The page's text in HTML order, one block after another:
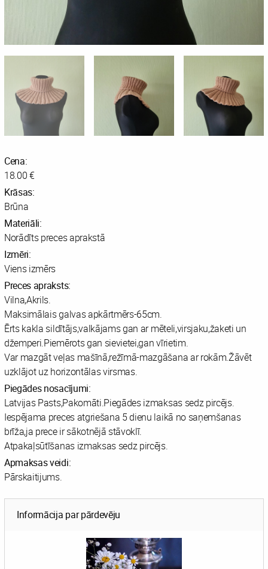
Cena:
18.00 €
Krāsas:
Brūna
Materiāli:
Norādīts preces aprakstā
Izmēri:
Viens izmērs
Preces apraksts:
Vilna,Akrils.
Maksimālais galvas apkārtmērs-65cm.
Ērts kakla sildītājs,valkājams gan ar mēteli,virsjaku,žaketi un
džemperi.Piemērots gan sievietei,gan vīrietim.
Var mazgāt veļas mašīnā,režīmā-mazgāšana ar rokām.Žāvēt
uzklājot uz horizontālas virsmas.
Piegādes nosacījumi:
Latvijas Pasts,Pakomāti.Piegādes izmaksas sedz pircējs.
Iespējama preces atgriešana 5 dienu laikā no saņemšanas
brīža,ja prece ir sākotnējā stāvoklī.
Atpakaļsūtīšanas izmaksas sedz pircējs.
Apmaksas veidi:
Pārskaitijums.
Informācija par pārdevēju